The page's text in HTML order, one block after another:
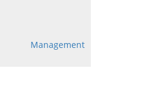
Management